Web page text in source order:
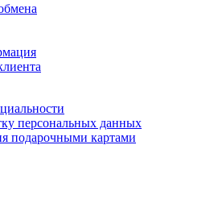
персональных данных
подарочными картами